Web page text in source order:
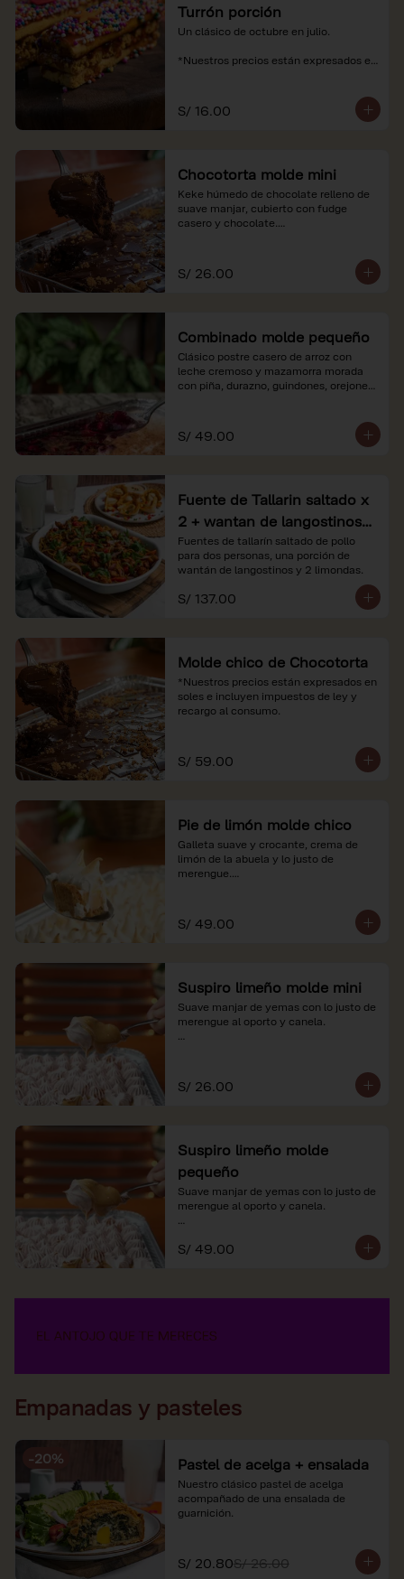
Turrón porción
Un clásico de octubre en julio.
*Nuestros precios están expresados en
S/ 16.00
Chocotorta molde mini
Keke húmedo de chocolate relleno de
suave manjar, cubierto con fudge
casero y chocolate.
soles e incluyen impuestos de ley y
recargo al consumo. Imagenes
S/ 26.00
Combinado molde pequeño
Clásico postre casero de arroz con
leche cremoso y mazamorra morada
con piña, durazno, guindones, orejones
*Nuestros precios están expresados en
soles e incluyen impuestos de ley y
S/ 49.00
Fuente de Tallarin saltado x
2 + wantan de langostinos +
2 limonadas
Fuentes de tallarín saltado de pollo
para dos personas, una porción de
wantán de langostinos y 2 limondas.
S/ 137.00
Molde chico de Chocotorta
*Nuestros precios están expresados en
soles e incluyen impuestos de ley y
recargo al consumo.
S/ 59.00
Pie de limón molde chico
Galleta suave y crocante, crema de
limón de la abuela y lo justo de
merengue.
soles e incluyen impuestos de ley y
recargo al consumo.
S/ 49.00
Suspiro limeño molde mini
Suave manjar de yemas con lo justo de
merengue al oporto y canela.
S/ 26.00
Suspiro limeño molde
pequeño
Suave manjar de yemas con lo justo de
merengue al oporto y canela.
*Nuestros precios están expresados en
soles e incluyen impuestos de ley y
S/ 49.00
Empanadas y pasteles
-20% Pastel de acelga + ensalada
Nuestro clásico pastel de acelga
acompañado de una ensalada de
guarnición.
S/ 20.80S/ 26.00